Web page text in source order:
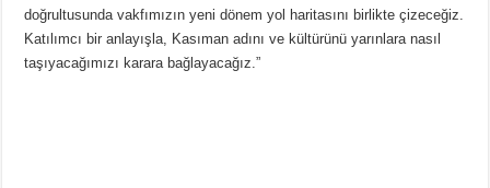
doğrultusunda vakfımızın yeni dönem yol haritasını birlikte çizeceğiz.
Katılımcı bir anlayışla, Kasıman adını ve kültürünü yarınlara nasıl
taşıyacağımızı karara bağlayacağız.”